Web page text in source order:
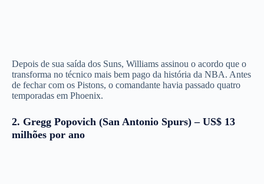
Depois de sua saída dos Suns, Williams assinou o acordo que o
transforma no técnico mais bem pago da história da NBA. Antes
de fechar com os Pistons, o comandante havia passado quatro
temporadas em Phoenix.
2. Gregg Popovich (San Antonio Spurs) – US$ 13
milhões por ano